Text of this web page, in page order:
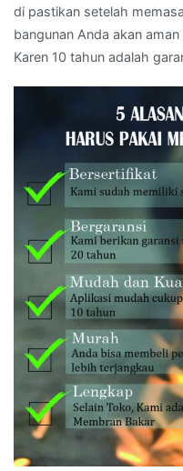
di pastikan setelah
bangunan Anda akan
Karen 10 tahun adalah